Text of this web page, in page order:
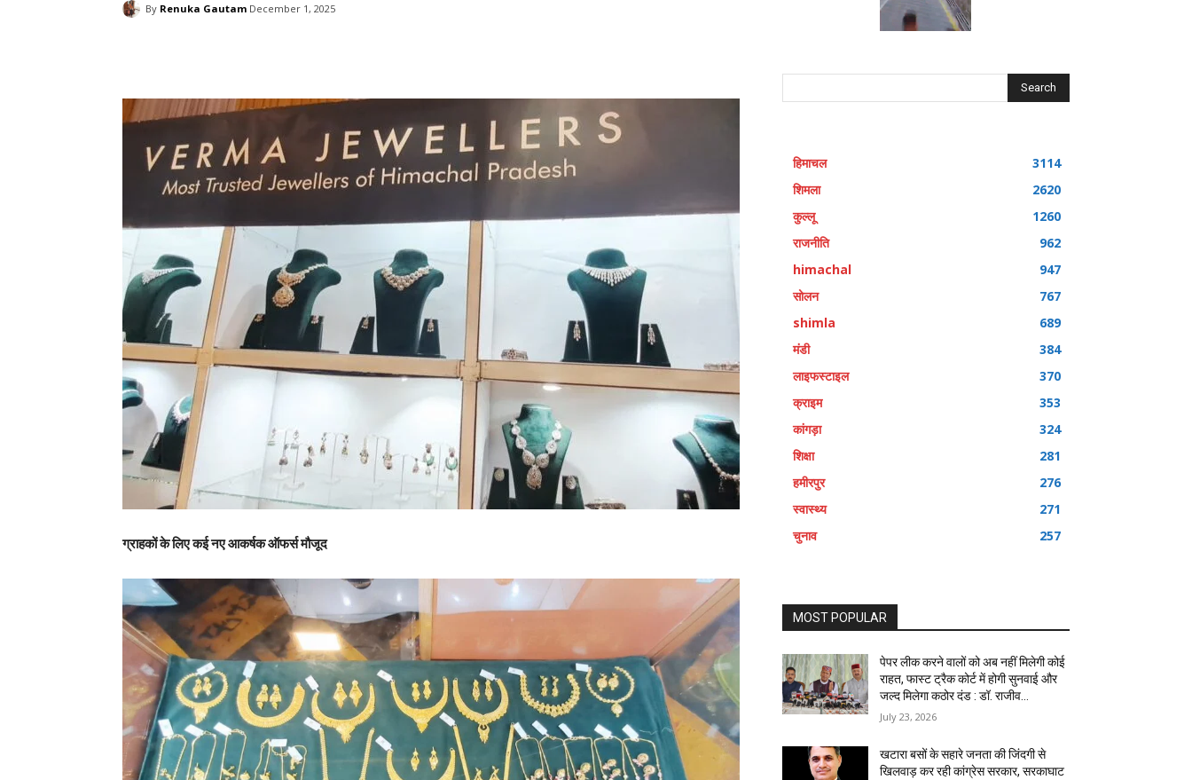
By Renuka Gautam December 1, 2025
ग्राहकों के लिए कई नए आकर्षक ऑफर्स मौजूद
Search
हिमाचल
3114
शिमला
2620
कुल्लू
1260
राजनीति
962
himachal
947
सोलन
767
shimla
689
मंडी
384
लाइफस्टाइल
370
क्राइम
353
कांगड़ा
324
शिक्षा
281
हमीरपुर
276
स्वास्थ्य
271
चुनाव
257
MOST POPULAR
पेपर लीक करने वालों को अब नहीं मिलेगी कोई
राहत, फास्ट ट्रैक कोर्ट में होगी सुनवाई और
जल्द मिलेगा कठोर दंड : डॉ. राजीव...
July 23, 2026
खटारा बसों के सहारे जनता की जिंदगी से
खिलवाड़ कर रही कांग्रेस सरकार, सरकाघाट